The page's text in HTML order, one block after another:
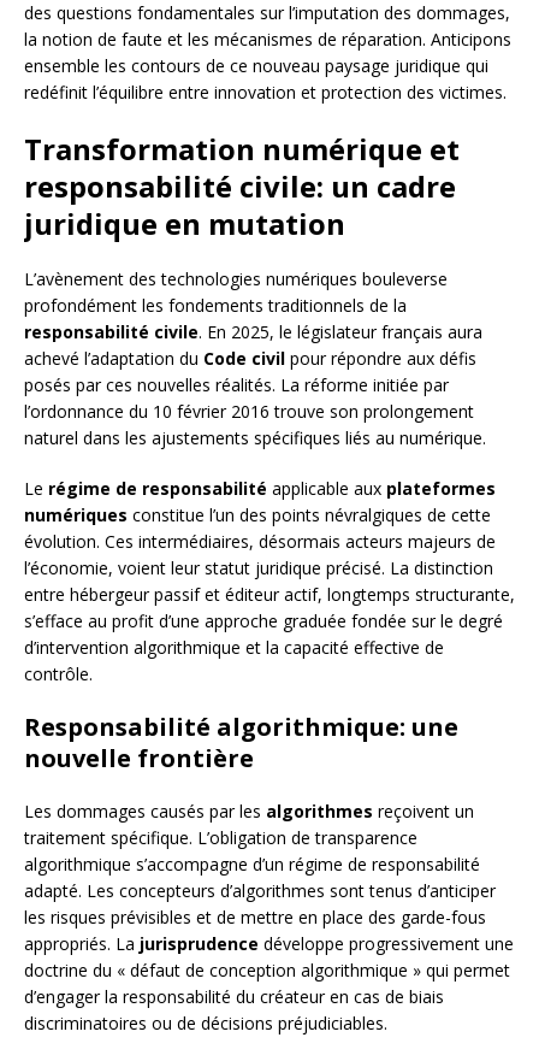
des questions fondamentales sur l’imputation des dommages,
la notion de faute et les mécanismes de réparation. Anticipons
ensemble les contours de ce nouveau paysage juridique qui
redéfinit l’équilibre entre innovation et protection des victimes.
Transformation numérique et
responsabilité civile: un cadre
juridique en mutation
L’avènement des technologies numériques bouleverse
profondément les fondements traditionnels de la
responsabilité civile. En 2025, le législateur français aura
achevé l’adaptation du Code civil pour répondre aux défis
posés par ces nouvelles réalités. La réforme initiée par
l’ordonnance du 10 février 2016 trouve son prolongement
naturel dans les ajustements spécifiques liés au numérique.
Le régime de responsabilité applicable aux plateformes
numériques constitue l’un des points névralgiques de cette
évolution. Ces intermédiaires, désormais acteurs majeurs de
l’économie, voient leur statut juridique précisé. La distinction
entre hébergeur passif et éditeur actif, longtemps structurante,
s’efface au profit d’une approche graduée fondée sur le degré
d’intervention algorithmique et la capacité effective de
contrôle.
Responsabilité algorithmique: une
nouvelle frontière
Les dommages causés par les algorithmes reçoivent un
traitement spécifique. L’obligation de transparence
algorithmique s’accompagne d’un régime de responsabilité
adapté. Les concepteurs d’algorithmes sont tenus d’anticiper
les risques prévisibles et de mettre en place des garde-fous
appropriés. La jurisprudence développe progressivement une
doctrine du « défaut de conception algorithmique » qui permet
d’engager la responsabilité du créateur en cas de biais
discriminatoires ou de décisions préjudiciables.